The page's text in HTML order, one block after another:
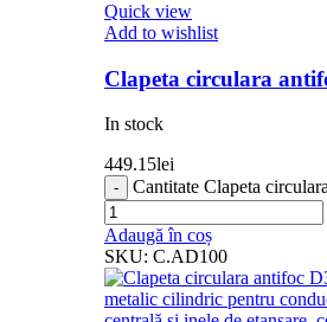
Quick view
Add to wishlist
Clapeta circulara
In stock
449.15lei
Cantitate Clapeta
Adaugă în coș
SKU: C.AD100